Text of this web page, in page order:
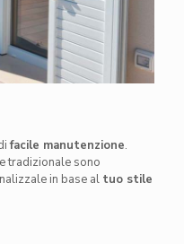
facile manutenzione.
tradizionale sono
in base al tuo stile